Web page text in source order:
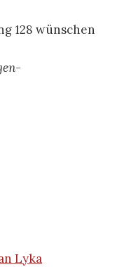
128 wünschen
Lyka